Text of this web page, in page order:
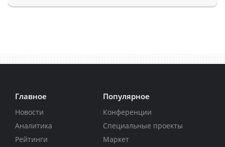
Главное
Новости
Аналитика
Рейтинги
Популярное
Конференции
Специальные проекты
Маркет